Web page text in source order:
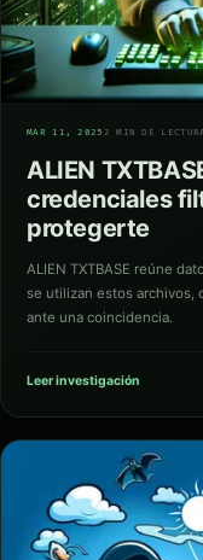
MAR 11, 2025 2 MIN DE
ALIEN
credenciales
protegerte
ALIEN TXTBASE reúne
se utilizan estos archivos,
ante una coincidencia.
Leer investigación